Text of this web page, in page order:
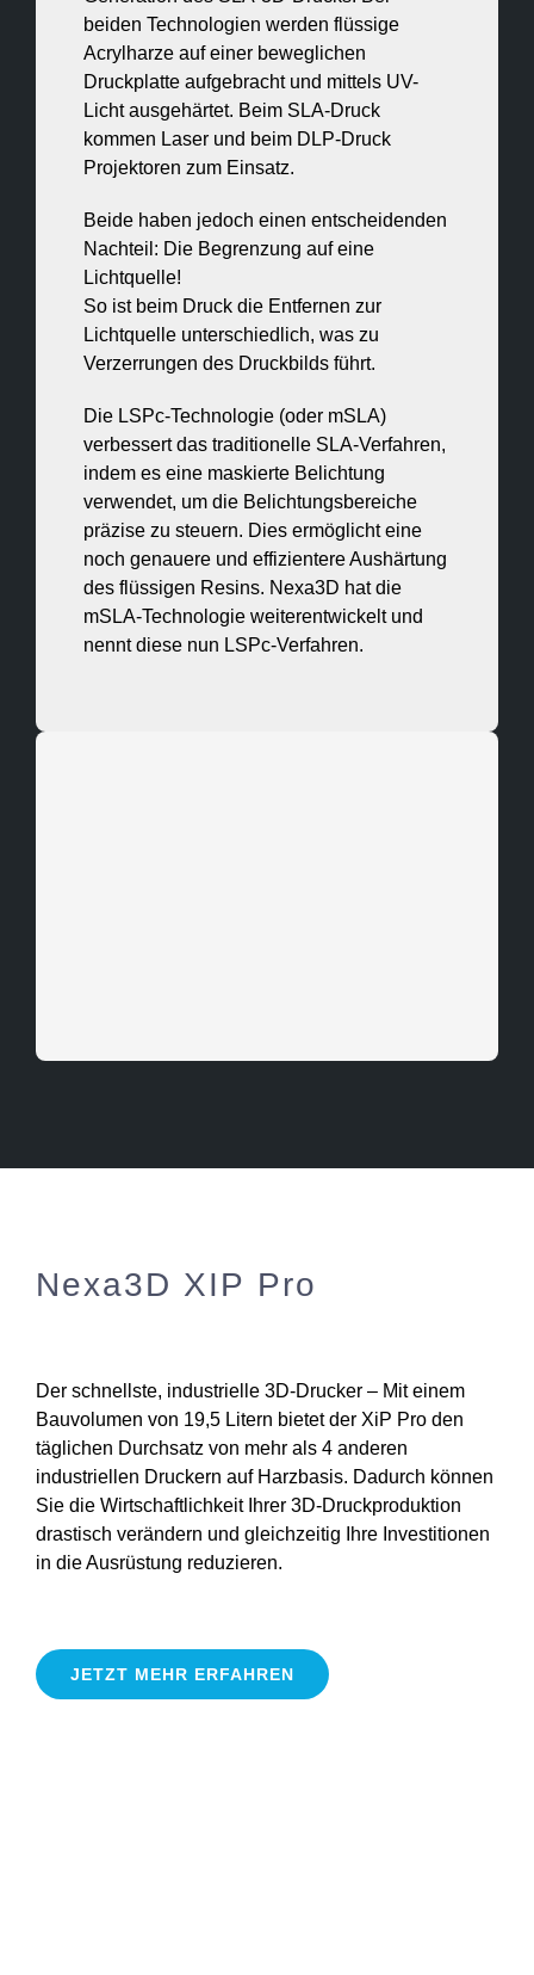
beiden Technologien werden flüssige
Acrylharze auf einer beweglichen
Druckplatte aufgebracht und mittels UV-
Licht ausgehärtet. Beim SLA-Druck
kommen Laser und beim DLP-Druck
Projektoren zum Einsatz.
Beide haben jedoch einen entscheidenden
Nachteil: Die Begrenzung auf eine
Lichtquelle!
So ist beim Druck die Entfernen zur
Lichtquelle unterschiedlich, was zu
Verzerrungen des Druckbilds führt.
Die LSPc-Technologie (oder mSLA)
verbessert das traditionelle SLA-Verfahren,
indem es eine maskierte Belichtung
verwendet, um die Belichtungsbereiche
präzise zu steuern. Dies ermöglicht eine
noch genauere und effizientere Aushärtung
des flüssigen Resins. Nexa3D hat die
mSLA-Technologie weiterentwickelt und
nennt diese nun LSPc-Verfahren.
Nexa3D XIP Pro
Der schnellste, industrielle 3D-Drucker – Mit einem
Bauvolumen von 19,5 Litern bietet der XiP Pro den
täglichen Durchsatz von mehr als 4 anderen
industriellen Druckern auf Harzbasis. Dadurch können
Sie die Wirtschaftlichkeit Ihrer 3D-Druckproduktion
drastisch verändern und gleichzeitig Ihre Investitionen
in die Ausrüstung reduzieren.
JETZT MEHR ERFAHREN